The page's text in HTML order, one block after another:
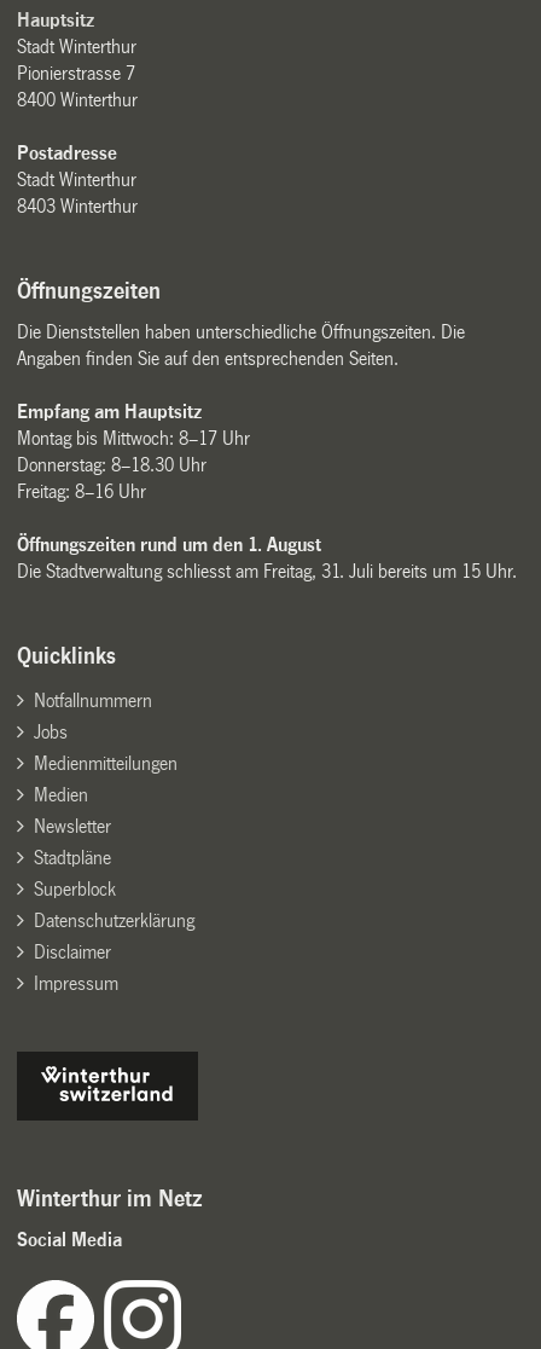
Hauptsitz
Stadt Winterthur
Pionierstrasse 7
8400 Winterthur
Postadresse
Stadt Winterthur
8403 Winterthur
Öffnungszeiten
Die Dienststellen haben unterschiedliche Öffnungszeiten. Die
Angaben finden Sie auf den entsprechenden Seiten.
Empfang am Hauptsitz
Montag bis Mittwoch: 8–17 Uhr
Donnerstag: 8–18.30 Uhr
Freitag: 8–16 Uhr
Öffnungszeiten rund um den 1. August
Die Stadtverwaltung schliesst am Freitag, 31. Juli bereits um 15 Uhr.
Quicklinks
Notfallnummern
Jobs
Medienmitteilungen
Medien
Newsletter
Stadtpläne
Superblock
Datenschutzerklärung
Disclaimer
Impressum
Winterthur im Netz
Social Media